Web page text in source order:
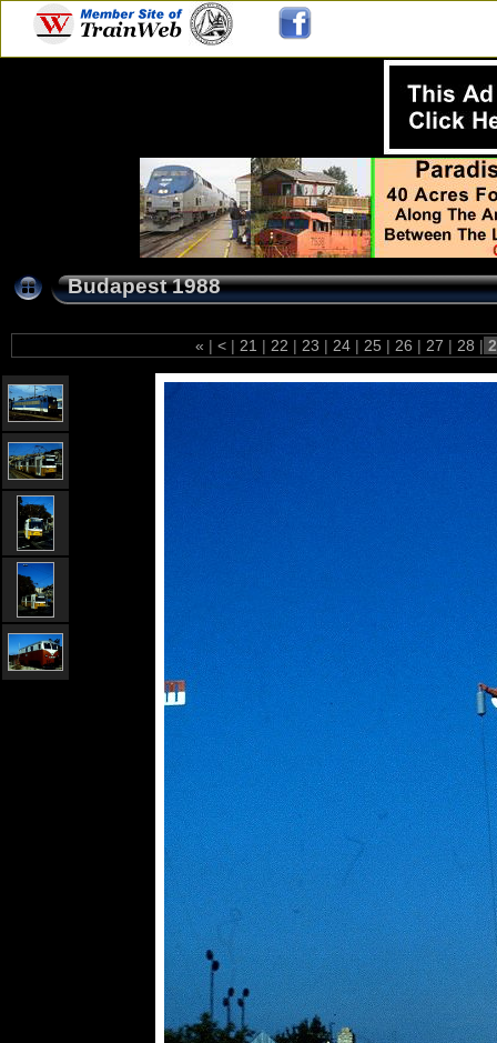
Budapest 1988
« | < | 21 | 22 | 23 | 24 | 25 | 26 | 27 | 28 |